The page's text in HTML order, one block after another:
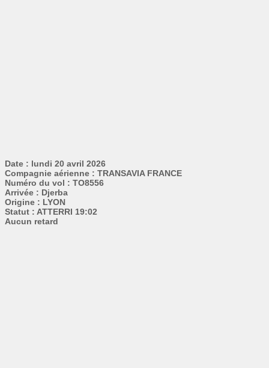
Date : lundi 20 avril 2026
Compagnie aérienne : TRANSAVIA FRANCE
Numéro du vol : TO8556
Arrivée : Djerba
Origine : LYON
Statut : ATTERRI 19:02
Aucun retard